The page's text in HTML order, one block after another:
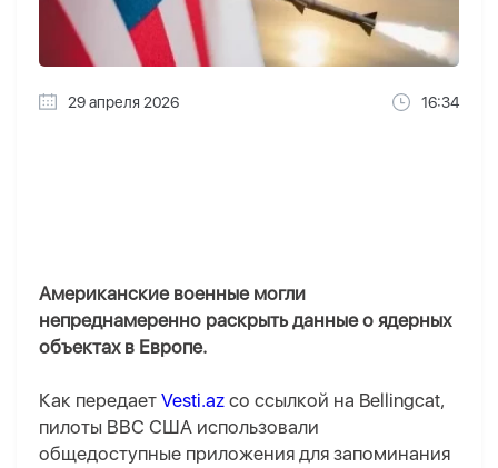
29 апреля 2026 16:34
Американские военные могли
непреднамеренно раскрыть данные о ядерных
объектах в Европе.
Как передает Vesti.az со ссылкой на Bellingcat,
пилоты ВВС США использовали
общедоступные приложения для запоминания